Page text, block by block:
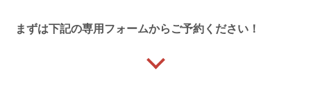
まずは下記の専用フォームからご予約ください！